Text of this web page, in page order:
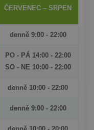
ČERVENEC – SRPEN
denně 9:00 - 22:00
PO - PÁ 14:00 - 22:00
SO - NE 10:00 - 22:00
denně 10:00 - 22:00
denně 9:00 - 22:00